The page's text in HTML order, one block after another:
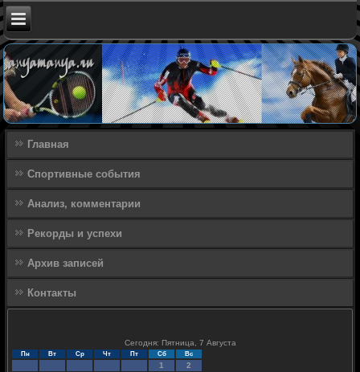
Главная
Спортивные события
Анализ, комментарии
Рекорды и успехи
Архив записей
Контакты
Сегодня: Пятница, 7 Августа
Пн Вт Ср Чт Пт Сб Вс
1
2